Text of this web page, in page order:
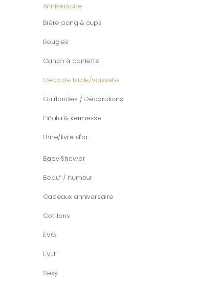
Anniversaire
Bière pong & cups
Bougies
Canon à confettis
Déco de table/vaisselle
Guirlandes / Décorations
Piñata & kermesse
Urne/livre d'or
Baby Shower
Beauf / humour
Cadeaux anniversaire
Cotillons
EVG
EVJF
Sexy